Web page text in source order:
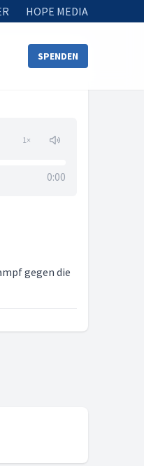
HOPE MEDIA
SPENDEN
1×
0:00
gegen die